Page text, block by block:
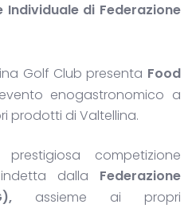
Individuale di Federazione
Golf Club presenta Food
enogastronomico a
prodotti di Valtellina.
competizione
indetta dalla Federazione
assieme ai propri